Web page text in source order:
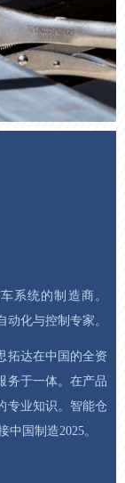
系统的制造商。
动化与控制专家。
拓达在中国的全资
务于一体。在产品
专业知识。智能仓
国制造2025。